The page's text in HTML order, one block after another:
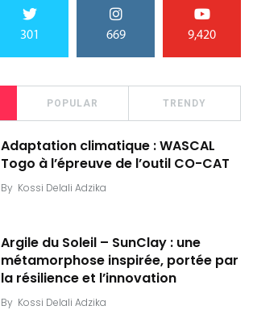
301 669 9,420
POPULAR TRENDY
Adaptation climatique : WASCAL
Togo à l’épreuve de l’outil CO-CAT
By Kossi Delali Adzika
Argile du Soleil – SunClay : une
métamorphose inspirée, portée par
la résilience et l’innovation
By Kossi Delali Adzika